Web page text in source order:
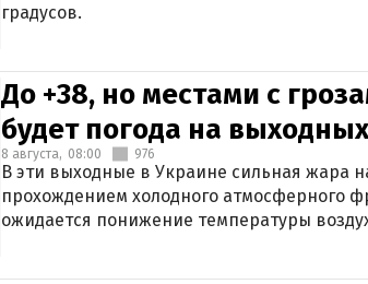
градусов.
До +38, но местами с
будет погода на выходных
8 августа, 08:00 976
В эти выходные в Украине сильная жара
прохождением холодного атмосферного
ожидается понижение температуры